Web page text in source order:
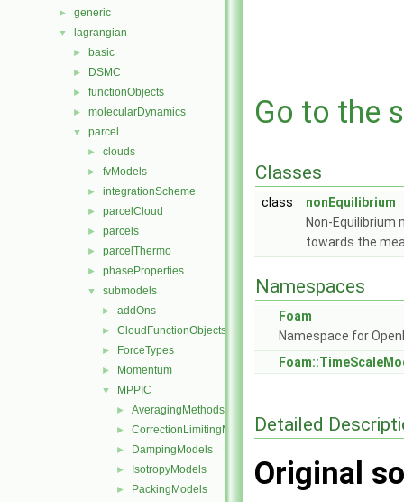
► generic
▼ lagrangian
► basic
► DSMC
► functionObjects
► molecularDynamics
▼ parcel
► clouds
► fvModels
► integrationScheme
► parcelCloud
► parcels
► parcelThermo
► phaseProperties
▼ submodels
► addOns
► CloudFunctionObjects
► ForceTypes
► Momentum
▼ MPPIC
► AveragingMethods
► CorrectionLimitingMethods
► DampingModels
► IsotropyModels
► PackingModels
Go to the
Classes
class
nonEquilibrium
Non-
towards the
Namespaces
Foam
Namespace for
Detailed
Original